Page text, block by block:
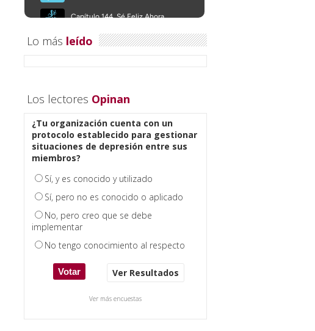
Lo más leído
Los lectores Opinan
¿Tu organización cuenta con un
protocolo establecido para gestionar
situaciones de depresión entre sus
miembros?
Sí, y es conocido y utilizado
Sí, pero no es conocido o aplicado
No, pero creo que se debe
implementar
No tengo conocimiento al respecto
Ver Resultados
Ver más encuestas